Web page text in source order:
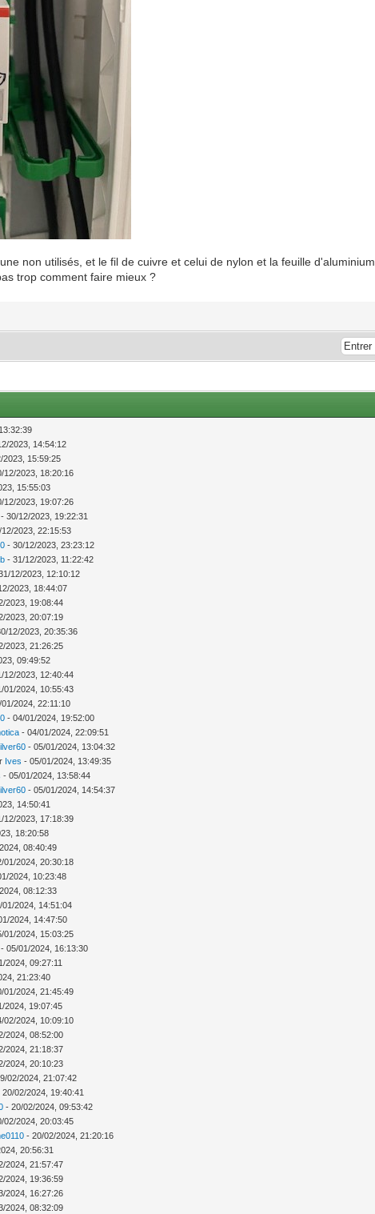
non utilisés, et le fil de cuivre et celui de nylon et la feuille d'aluminium.
trop comment faire mieux ?
2023, 14:54:12
2023, 15:59:25
12/2023, 18:20:16
15:55:03
12/2023, 19:07:26
- 30/12/2023, 19:22:31
2023, 22:15:53
- 30/12/2023, 23:23:12
- 31/12/2023, 11:22:42
12/2023, 12:10:12
2023, 18:44:07
2023, 19:08:44
2023, 20:07:19
12/2023, 20:35:36
2023, 21:26:25
09:49:52
12/2023, 12:40:44
01/2024, 10:55:43
2024, 22:11:10
- 04/01/2024, 19:52:00
- 04/01/2024, 22:09:51
- 05/01/2024, 13:04:32
Ives - 05/01/2024, 13:49:35
- 05/01/2024, 13:58:44
- 05/01/2024, 14:54:37
14:50:41
12/2023, 17:18:39
18:20:58
08:40:49
01/2024, 20:30:18
2024, 10:23:48
08:12:33
01/2024, 14:51:04
2024, 14:47:50
01/2024, 15:03:25
- 05/01/2024, 16:13:30
2024, 09:27:11
21:23:40
01/2024, 21:45:49
2024, 19:07:45
02/2024, 10:09:10
2024, 08:52:00
2024, 21:18:37
2024, 20:10:23
02/2024, 21:07:42
20/02/2024, 19:40:41
- 20/02/2024, 09:53:42
02/2024, 20:03:45
- 20/02/2024, 21:20:16
20:56:31
2024, 21:57:47
2024, 19:36:59
2024, 16:27:26
2024, 08:32:09